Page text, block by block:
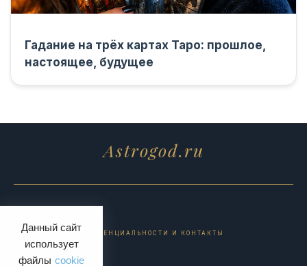
Данный сайт
использует
файлы cookie
Гадание на трёх картах Таро: прошлое,
настоящее, будущее
Astrogod.ru
ПОЛИТИКА КОНФИДЕНЦИАЛЬНОСТИ И КОНТАКТЫ